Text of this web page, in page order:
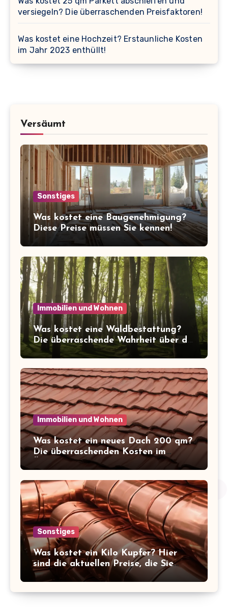
versiegeln? Die überraschenden Preisfaktoren!
Was kostet eine Hochzeit? Erstaunliche Kosten
im Jahr 2023 enthüllt!
Versäumt
Sonstiges
Was kostet eine Baugenehmigung?
Diese Preise müssen Sie kennen!
Immobilien und Wohnen
Was kostet eine Waldbestattung?
Die überraschende Wahrheit über die
Kosten der letzten Ruhe
Immobilien und Wohnen
Was kostet ein neues Dach 200 qm?
Die überraschenden Kosten im
Überblick!
Sonstiges
Was kostet ein Kilo Kupfer? Hier
sind die aktuellen Preise, die Sie
kennen sollten!